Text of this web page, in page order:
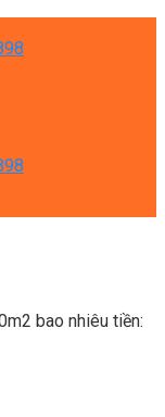
bao nhiêu tiền: